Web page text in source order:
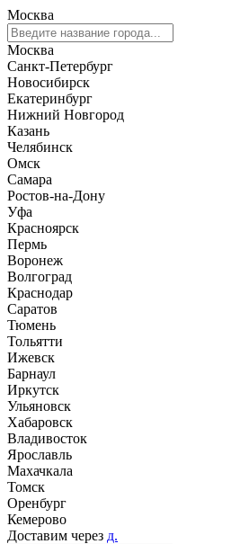
Москва
Москва
Санкт-Петербург
Новосибирск
Екатеринбург
Нижний Новгород
Казань
Челябинск
Омск
Самара
Ростов-на-Дону
Уфа
Красноярск
Пермь
Воронеж
Волгоград
Краснодар
Саратов
Тюмень
Тольятти
Ижевск
Барнаул
Иркутск
Ульяновск
Хабаровск
Владивосток
Ярославль
Махачкала
Томск
Оренбург
Кемерово
Доставим через д.